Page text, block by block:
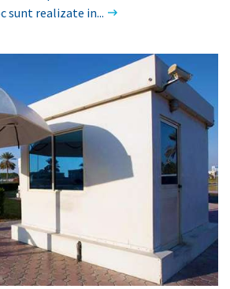
sunt realizate in...